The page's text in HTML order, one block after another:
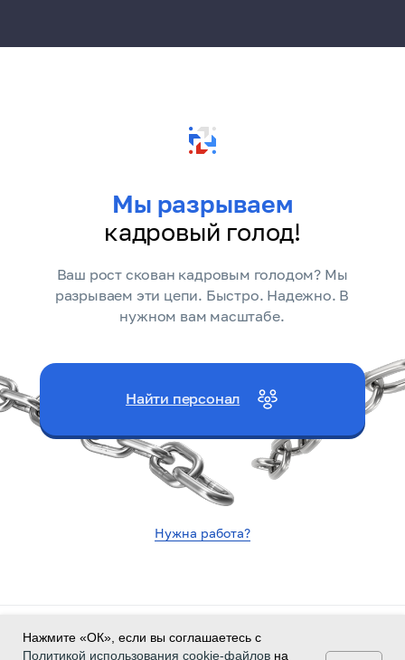
Нужна работа?
Найти персонал
Мы разрываем
кадровый голод!
Ваш рост скован кадровым голодом? Мы
разрываем эти цепи. Быстро. Надежно. В
нужном вам масштабе.
Нажмите «ОК», если вы соглашаетесь с
Политикой использования cookie-файлов на
Политика конфиденциальности
Согласие на обработку персональных данных